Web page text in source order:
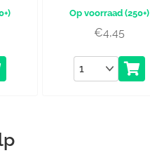
(250+)
€4,45
Aantal